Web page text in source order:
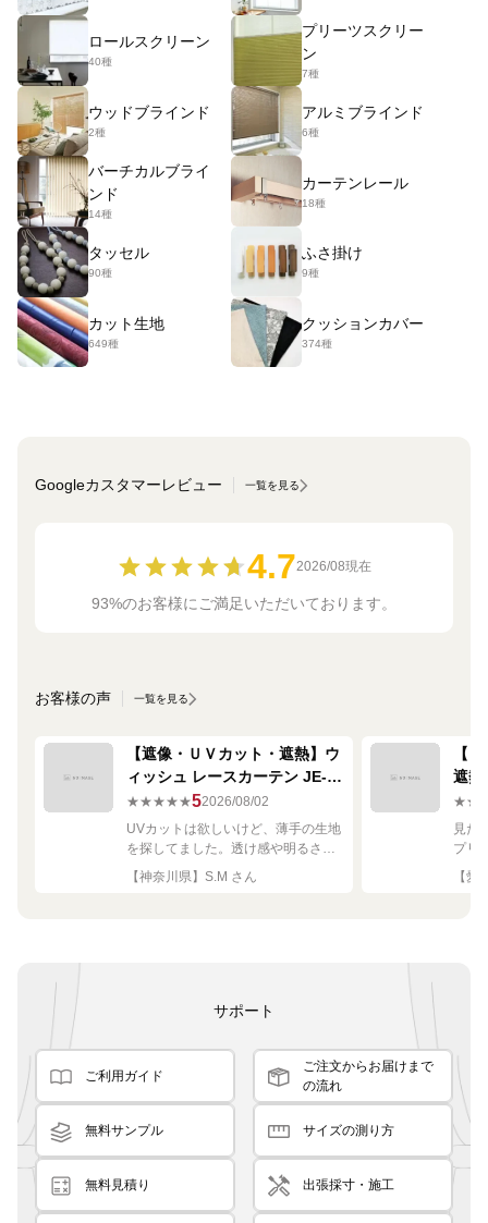
ロールスクリーン
40種
プリーツスクリー
ン
7種
ウッドブラインド
2種
アルミブラインド
6種
バーチカルブライ
ンド
14種
カーテンレール
18種
タッセル
90種
ふさ掛け
9種
カット生地
649種
クッションカバー
374種
Googleカスタマーレビュー 一覧を見る
4.72026/08現在
93%のお客様にご満足いただいております。
お客様の声 一覧を見る
【遮像・ＵＶカット・遮熱】ウ
ィッシュ レースカーテン JE-
67249R シルバー
★★★★★52026/08/02
UVカットは欲しいけど、薄手の生地
を探してました。透け感や明るさも
ちょうど良く思った通りで満足で
す。
【神奈川県】S.M さん
【
遮熱
ー
見た
プリ
れい
【愛
サポート
ご利用ガイド
ご注文からお届けまで
の流れ
無料サンプル サイズの測り方
無料見積り 出張採寸・施工